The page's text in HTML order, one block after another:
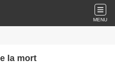
MENU
la mort